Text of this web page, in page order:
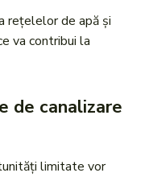
rețelelor de apă și
va contribui la
de canalizare
limitate vor